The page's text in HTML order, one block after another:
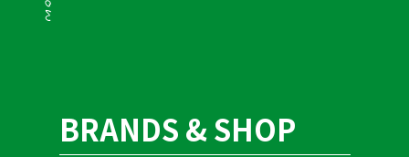
BRANDS & SHOP